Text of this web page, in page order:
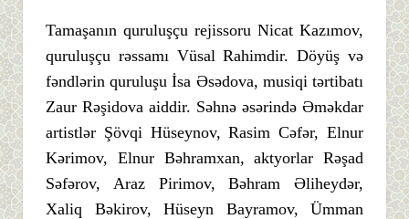
Tamaşanın quruluşçu rejissoru Nicat Kazımov,
quruluşçu rəssamı Vüsal Rahimdir. Döyüş və
fəndlərin quruluşu İsa Əsədova, musiqi tərtibatı
Zaur Rəşidova aiddir. Səhnə əsərində Əməkdar
artistlər Şövqi Hüseynov, Rasim Cəfər, Elnur
Kərimov, Elnur Bəhramxan, aktyorlar Rəşad
Səfərov, Araz Pirimov, Bəhram Əliheydər,
Xaliq Bəkirov, Hüseyn Bayramov, Ümman